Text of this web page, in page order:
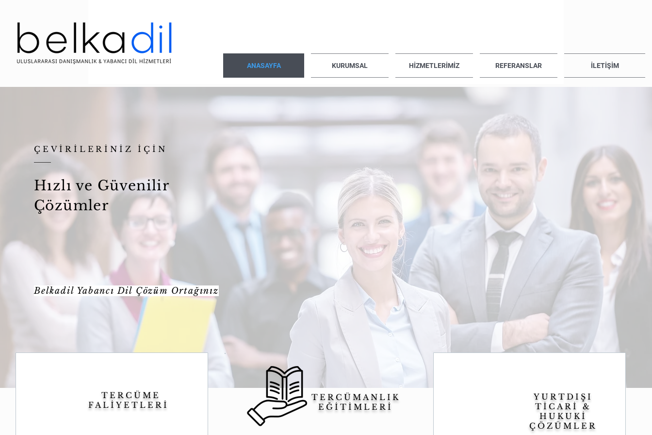
ANASAYFA KURUMSAL HİZMETLERİMİZ REFERANSLAR İLETİŞİM
ÇEVİRİLERİNİZ İÇİN
Hızlı ve Güvenilir
Çözümler
Belkadil Yabancı Dil Çözüm Ortağınız
TERCÜME
FALİYETLERİ
YURTDIŞI
TİCARİ &
HUKUKİ
ÇÖZÜMLER
TERCÜMANLIK
EĞİTİMLERİ